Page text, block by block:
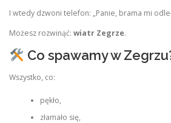
I wtedy dzwoni telefon: „Panie, brama mi
Możesz rozwinąć: wiatr Zegrze.
Co spawamy w
Wszystko, co:
pękło,
złamało się,